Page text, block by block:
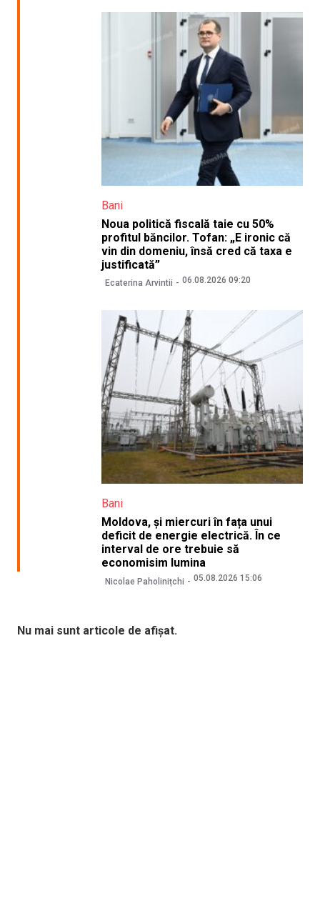
Bani
Noua politică fiscală taie cu 50%
profitul băncilor. Tofan: „E ironic că
vin din domeniu, însă cred că taxa e
justificată”
Ecaterina Arvintii 06.08.2026 09:20
Bani
Moldova, și miercuri în fața unui
deficit de energie electrică. În ce
interval de ore trebuie să
economisim lumina
Nicolae Paholinițchi 05.08.2026 15:06
Nu mai sunt articole de afișat.